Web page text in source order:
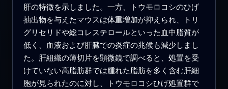
肝の特徴を示しました。一方、トウモロコシのひげ
抽出物を与えたマウスは体重増加が抑えられ、トリ
グリセリドや総コレステロールといった血中脂質が
低く、血液および肝臓での炎症の兆候も減少しまし
た。肝組織の薄切片を顕微鏡で調べると、処置を受
けていない高脂肪群では腫れた脂肪を多く含む肝細
胞が見られたのに対し、トウモロコシひげ処置群で